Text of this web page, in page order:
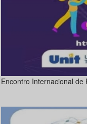
Encontro Internacional